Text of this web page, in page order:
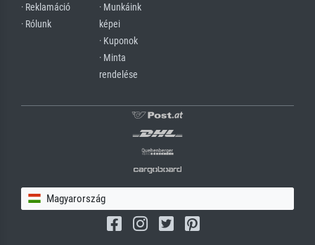
· Reklamáció
· Rólunk
· Munkáink
képei
· Kuponok
· Minta
rendelése
Magyarország